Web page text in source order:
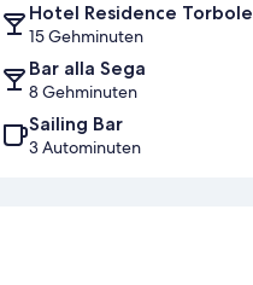
Hotel Residence Torbole
15 Gehminuten
Bar alla Sega
8 Gehminuten
Sailing Bar
3 Autominuten